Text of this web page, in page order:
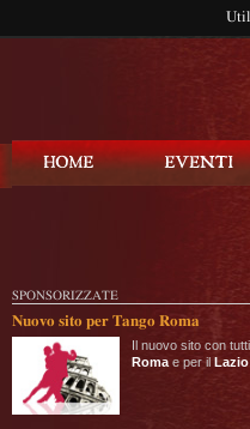
SPONSORIZZATE
Nuovo sito per Tango Roma
Il nuovo sito con
Roma e per il Lazio